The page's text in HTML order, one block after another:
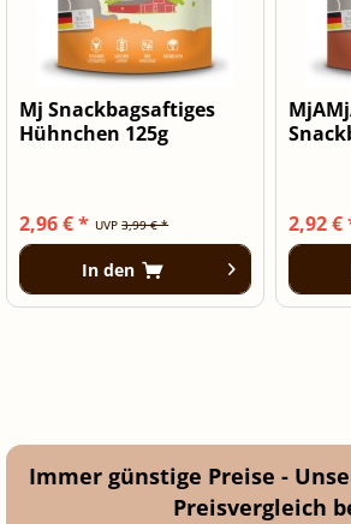
Mj Snackbagsaftiges
Hühnchen 125g
UVP3,99 € *
2,96 € *
In den
2,92 €
Immer günstige Preise -
Preisvergleich